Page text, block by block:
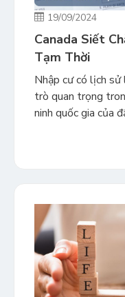
19/09/2024
Canada Siết
Tạm Thời
Nhập cư có lịch sử
trò quan trọng
ninh quốc gia của
lượng cư dân